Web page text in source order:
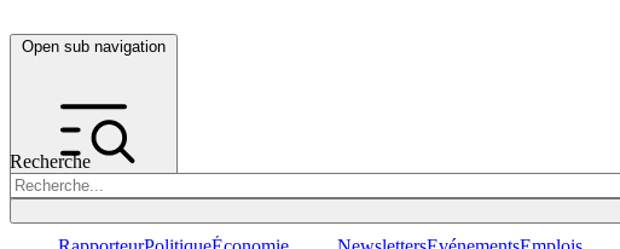
Open sub navigation
Recherche